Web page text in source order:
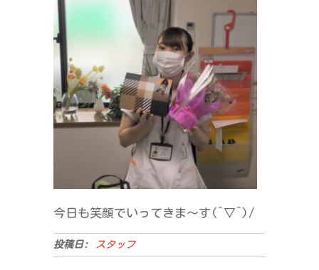
今日も笑顔でいってきま～す(^▽^)/
投稿日: スタッフ